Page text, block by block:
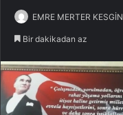
EMRE MERTER KESGİN
Bir dakikadan az